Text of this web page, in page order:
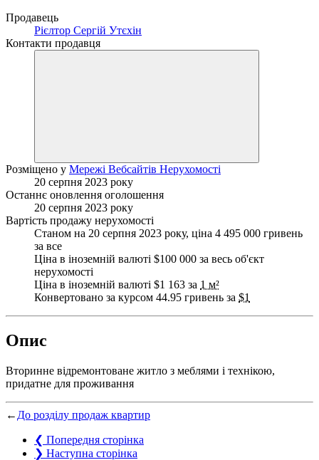
Продавець
Рієлтор Сергій Утєхін
Контакти продавця
Розміщено у Мережі Вебсайтів Нерухомості
20 серпня 2023 року
Останнє оновлення оголошення
20 серпня 2023 року
Вартість продажу нерухомості
Станом на 20 серпня 2023 року, ціна 4 495 000 гривень
за все
Ціна в іноземній валюті $100 000 за весь об'єкт
нерухомості
Ціна в іноземній валюті $1 163 за 1 м²
Конвертовано за курсом 44.95 гривень за $1
Опис
Вторинне відремонтоване житло з меблями і технікою,
придатне для проживання
← До розділу продаж квартир
❮ Попередня сторінка
❯ Наступна сторінка